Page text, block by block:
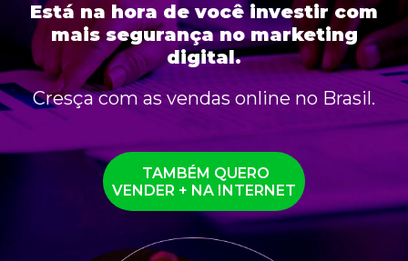
Está na hora de você investir com
mais segurança no marketing
digital.
Cresça com as vendas online no Brasil.
TAMBÉM QUERO
VENDER + NA INTERNET